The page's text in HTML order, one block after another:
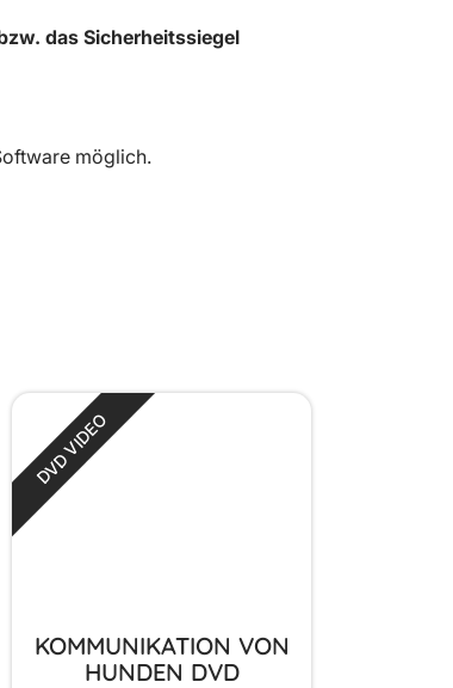
das Sicherheitssiegel
möglich.
KOMMUNIKATION VON
HUNDEN DVD
DVD VIDEO